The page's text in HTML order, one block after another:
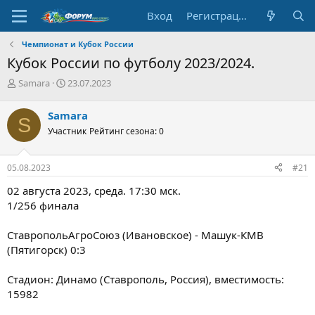
Вход Регистрация
Чемпионат и Кубок России
Кубок России по футболу 2023/2024.
А
т
о
р
т
е
м
Samara
Д
а
н
ч
а
23.07.2023
S Samara
Участник Рейтинг сезона: 0
05.08.2023 #21
02 августа 2023, среда. 17:30 мск.
1/256 финала
СтавропольАгроСоюз (Ивановское) - Машук-КМВ
(Пятигорск) 0:3
Стадион: Динамо (Ставрополь, Россия), вместимость:
15982